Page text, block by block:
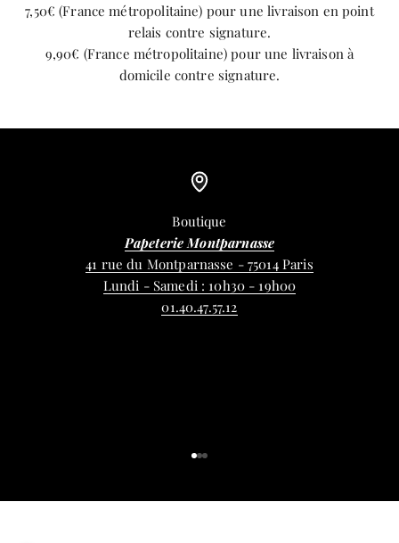
7,50€ (France métropolitaine) pour une livraison en point
relais contre signature.
9,90€ (France métropolitaine) pour une livraison à
domicile contre signature.
Boutique
Papeterie Montparnasse
41 rue du Montparnasse - 75014 Paris
Lundi - Samedi : 10h30 - 19h00
01.40.47.57.12